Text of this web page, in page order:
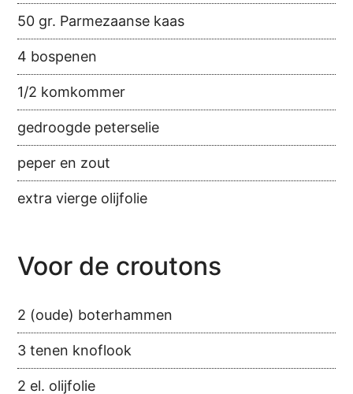
50 gr. Parmezaanse kaas
4 bospenen
1/2 komkommer
gedroogde peterselie
peper en zout
extra vierge olijfolie
Voor de croutons
2 (oude) boterhammen
3 tenen knoflook
2 el. olijfolie